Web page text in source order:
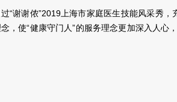
“谢谢侬”2019上海市家庭医生技能风采秀
，使“健康守门人”的服务理念更加深入人